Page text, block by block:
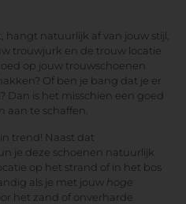
hangt natuurlijk af van jouw stijl,
trouwjurk en de trouw locatie
op jouw trouwschoenen
Of ben je bang dat je er
Dan is het misschien een goed
aan te schaffen.
trend! Naast dat
je deze schoenen natuurlijk
op het strand of in het bos
als je met jouw hoge
het zand of onverharde